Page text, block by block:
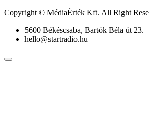
Copyright © MédiaÉrték Kft. All Right
5600 Békéscsaba, Bartók Béla út 23.
hello@startradio.hu